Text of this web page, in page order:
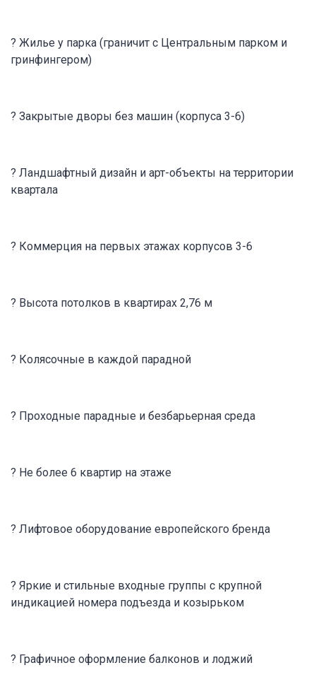
? Жилье у парка (граничит с Центральным парком и
гринфингером)
? Закрытые дворы без машин (корпуса 3-6)
? Ландшафтный дизайн и арт-объекты на территории
квартала
? Коммерция на первых этажах корпусов 3-6
? Высота потолков в квартирах 2,76 м
? Колясочные в каждой парадной
? Проходные парадные и безбарьерная среда
? Не более 6 квартир на этаже
? Лифтовое оборудование европейского бренда
? Яркие и стильные входные группы с крупной
индикацией номера подъезда и козырьком
? Графичное оформление балконов и лоджий